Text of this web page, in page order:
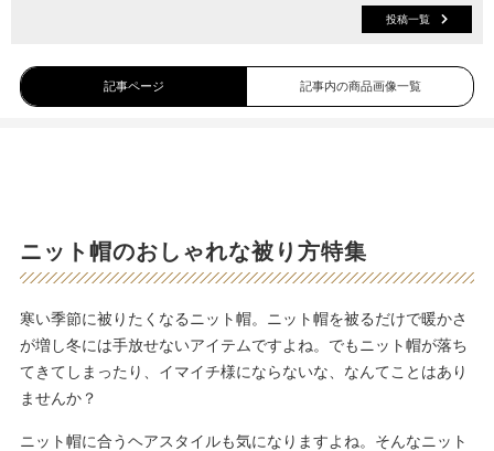
投稿一覧
記事ページ 記事内の商品画像一覧
ニット帽のおしゃれな被り方特集
寒い季節に被りたくなるニット帽。ニット帽を被るだけで暖かさ
が増し冬には手放せないアイテムですよね。でもニット帽が落ち
てきてしまったり、イマイチ様にならないな、なんてことはあり
ませんか？
ニット帽に合うヘアスタイルも気になりますよね。そんなニット